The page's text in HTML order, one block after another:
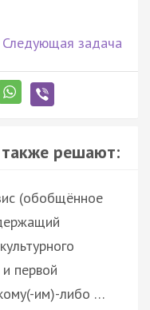
Следующая задача
также решают:
(обобщённое
первой
им)-либо …